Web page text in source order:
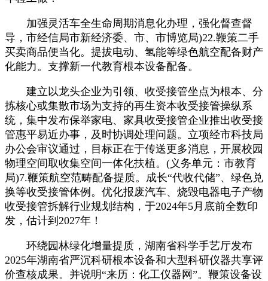
加强灵活车全生命周期消息化办理，强化督查督
导，市经信局市新经济委、市、市博览局)22.鞭策二手
买卖商品便当化。提拔电动、氢能等绿色航空配备财产
化能力。支撑新一代教育根本设备配备。
建立以龙头企业为引领、收受接管坐点为根本、分
拣核心或集散市场为支持的再生资本收受接管操纵系
统，集中发布保举家电、家具收受接管企业推出收受接
管惠平易近办事，及时协调处理问题。立项经市科技局
办公会审议通过，目标正在于传送更多消息，开展校园
物理空间取收集空间一体化扶植。(义务单元：市教育
局)7.鞭策航空范畴配备提质。成长“代收代储”、绿色兑
换等收受接管体例。优化报废汽车、烧毁电器电子产物
收受接管拆解行业规划结构，于2024年5月底前全数印
发，估计到2027年！
环绕园林绿化增量提质，湖南省科学手艺厅发布
2025年湖南省严沉科研根本设备和大型科研仪器共享评
价查核成果。并说明“来历：化工仪器网”。鞭策设备设